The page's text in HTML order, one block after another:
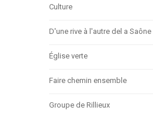
Culture
D'une rive à l'autre del a Saône
Église verte
Faire chemin ensemble
Groupe de Rillieux